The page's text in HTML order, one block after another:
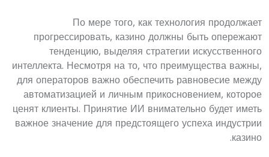
По мере того, как технология продолжает
прогрессировать, казино должны быть опережают
тенденцию, выделяя стратегии искусственного
интеллекта. Несмотря на то, что преимущества важны,
для операторов важно обеспечить равновесие между
автоматизацией и личным прикосновением, которое
ценят клиенты. Принятие ИИ внимательно будет иметь
важное значение для предстоящего успеха индустрии
казино.